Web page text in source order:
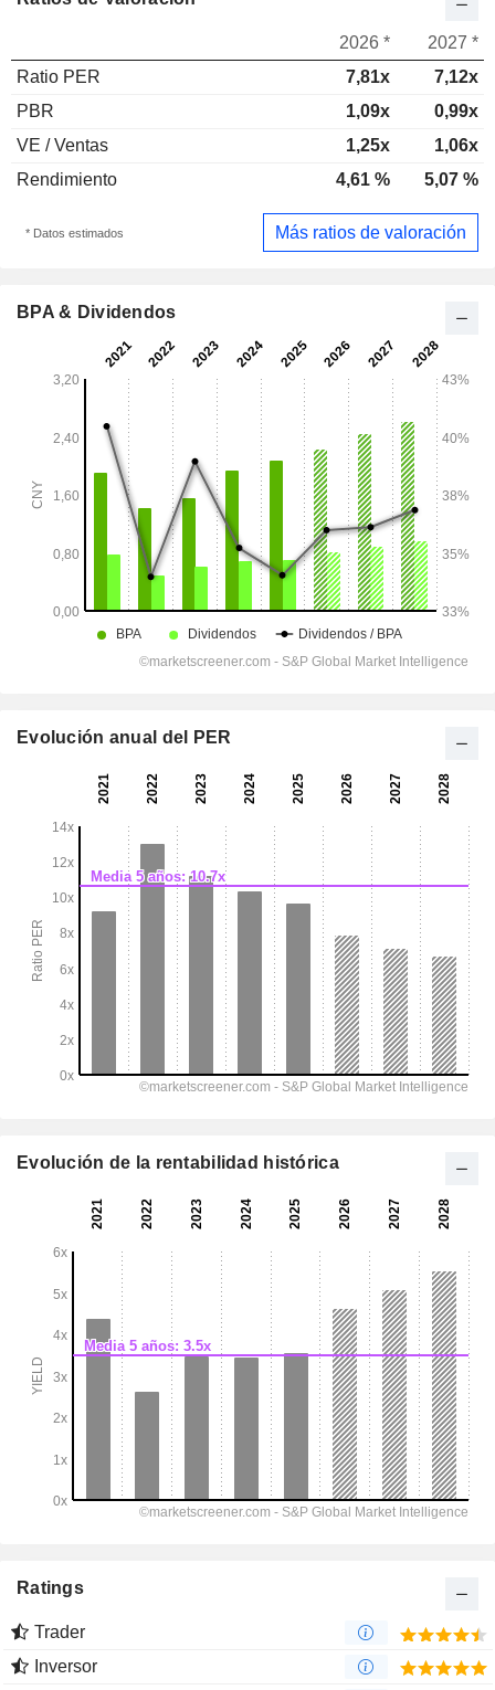
2026 *
2027 *
Ratio PER
7,81x
7,12x
PBR
1,09x
0,99x
VE / Ventas
1,25x
1,06x
Rendimiento
4,61 % 5,07 %
* Datos estimados Más ratios de valoración
BPA & Dividendos
Evolución anual del PER
Evolución de la rentabilidad histórica
Ratings
Trader
Inversor